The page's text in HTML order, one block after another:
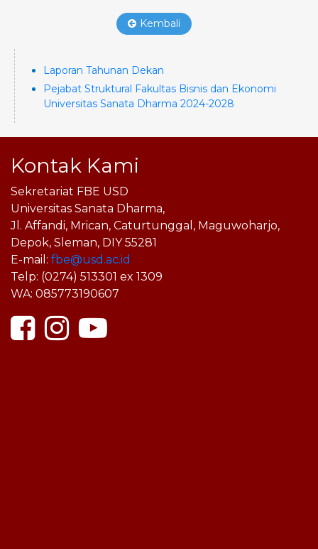
Kembali
Laporan Tahunan Dekan
Pejabat Struktural Fakultas Bisnis dan Ekonomi
Universitas Sanata Dharma 2024-2028
Kontak Kami
Sekretariat FBE USD
Universitas Sanata Dharma,
Jl. Affandi, Mrican, Caturtunggal, Maguwoharjo,
Depok, Sleman, DIY 55281
E-mail: fbe@usd.ac.id
Telp: (0274) 513301 ex 1309
WA: 085773190607